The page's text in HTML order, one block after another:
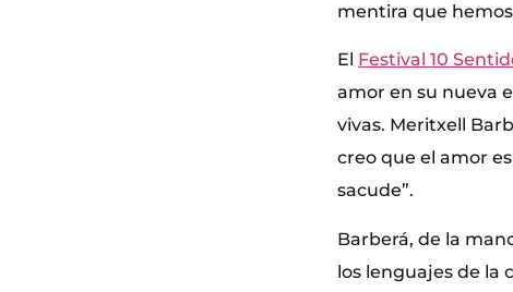
mentira que
El Festival 10
amor en su nueva
vivas. Meritxell
creo que el amor
sacude”.
Barberá, de la
los lenguajes de la